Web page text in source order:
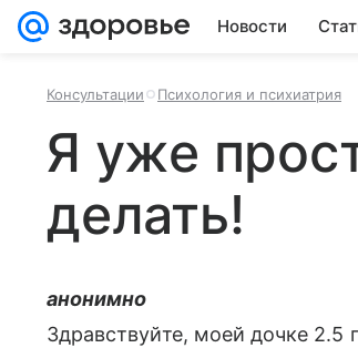
Новости
Консультации Психология и психиатрия
Я уже
делать!
анонимно
Здравствуйте, моей дочке 2.5